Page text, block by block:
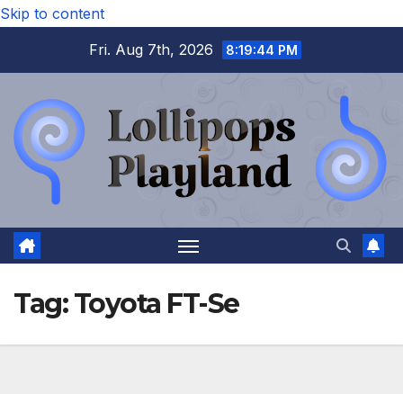
Skip to content
Fri. Aug 7th, 2026
8:19:44 PM
Tag:Toyota FT-Se